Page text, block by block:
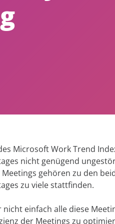
Microsoft Work Trend
nicht genügend
gehören zu den
zu viele stattfinden.
einfach alle diese
der Meetings zu